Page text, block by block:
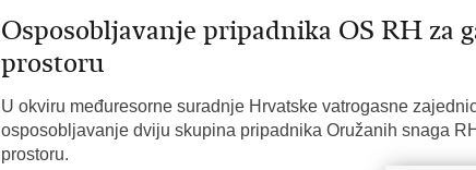
Osposobljavanje pripadnika OS RH za
prostoru
U okviru međuresorne suradnje Hrvatske vatrogasne
osposobljavanje dviju skupina pripadnika Oružanih snaga
prostoru.